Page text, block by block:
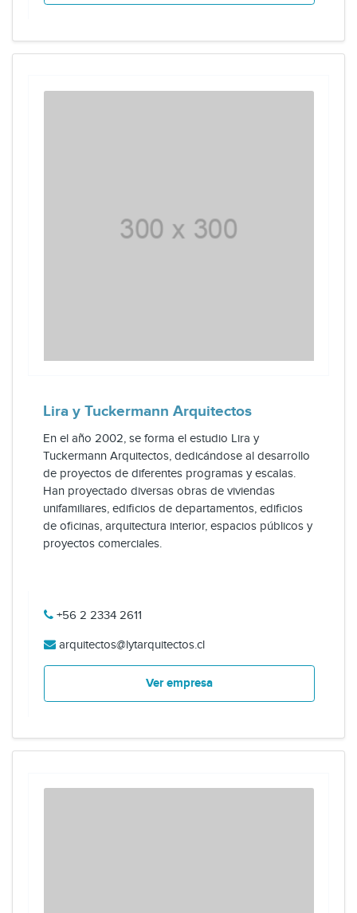
Lira y Tuckermann Arquitectos
En el año 2002, se forma el estudio Lira y
Tuckermann Arquitectos, dedicándose al desarrollo
de proyectos de diferentes programas y escalas.
Han proyectado diversas obras de viviendas
unifamiliares, edificios de departamentos, edificios
de oficinas, arquitectura interior, espacios públicos y
proyectos comerciales.
+56 2 2334 2611
arquitectos@lytarquitectos.cl
Ver empresa